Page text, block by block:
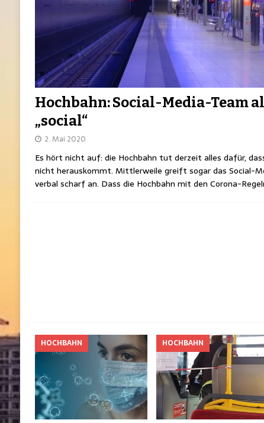
Hochbahn: Social-Media-Team
„social“
2. Mai 2020
Es hört nicht auf: die Hochbahn tut derzeit alles dafür,
nicht herauskommt. Mittlerweile greift sogar das Social-
verbal scharf an. Dass die Hochbahn mit den Corona-
HOCHBAHN HOCHBAHN